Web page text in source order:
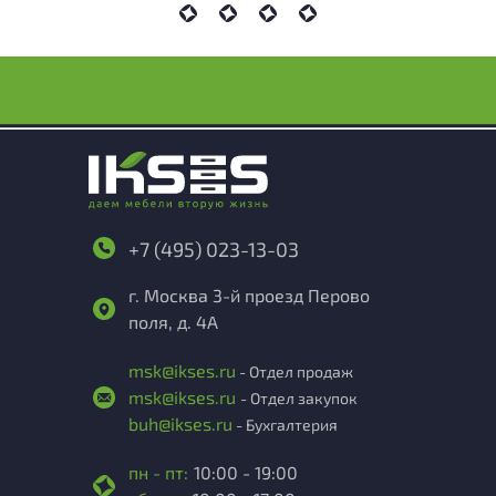
+7 (495) 023-13-03
г. Москва 3-й проезд Перово
поля, д. 4А
msk@ikses.ru - Отдел продаж
msk@ikses.ru - Отдел закупок
buh@ikses.ru - Бухгалтерия
пн - пт: 10:00 - 19:00